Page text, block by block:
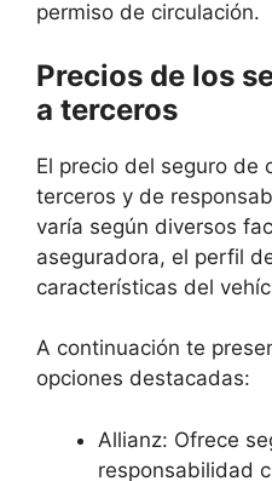
permiso de circulación.
Precios de los
a terceros
El precio del seguro de
terceros y de
varía según diversos
aseguradora, el perfil
características del
A continuación te
opciones destacadas:
Allianz: Ofrece
responsabilidad